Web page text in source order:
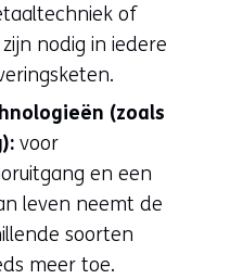
of
nodig in iedere
(zoals
voor
en een
leven neemt de
soorten
meer toe.